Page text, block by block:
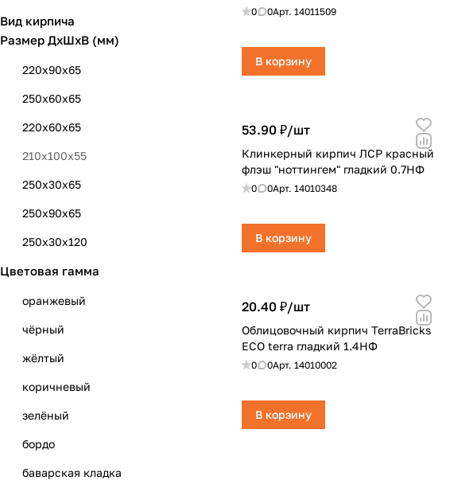
0 0Арт. 14011509
В корзину
53.90 ₽/шт
Клинкерный кирпич ЛСР красный
флэш "ноттингем" гладкий 0.7НФ
0 0Арт. 14010348
В корзину
20.40 ₽/шт
Облицовочный кирпич TerraBricks
ECO terra гладкий 1.4НФ
0 0Арт. 14010002
В корзину
TerraBricks
Volgabrick
Авангард
БКЗ (Навля)
Воротынский
Вышневолоцкий
Голицынский
Каширский
Коломна
Магма
Михневская керамика
Пятый элемент
Старый Оскол
Строма
Ярославль
Вид кирпича
Размер ДхШхВ (мм)
220x90x65
250x60x65
220x60x65
210x100x55
250x30x65
250x90x65
250x30x120
225x100x65
250x25x65
240x120x65
250x100x65
240x100x65
220x100x65
250х65х65
250х120х65
Цветовая гамма
оранжевый
чёрный
жёлтый
коричневый
зелёный
бордо
баварская кладка